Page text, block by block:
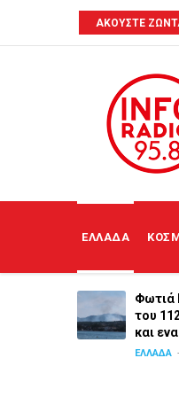
main
ΑΚΟΥΣΤΕ
ΕΛΛΑΔΑ
Φωτιά
του
και
ΕΛΛΑΔΑ